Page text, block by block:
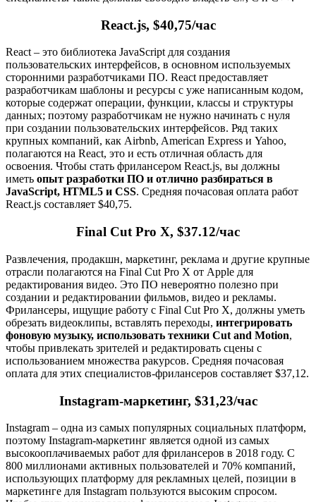
React.js, $40,75/час
React – это библиотека JavaScript для создания
пользовательских интерфейсов, в основном используемых
сторонними разработчиками ПО. React предоставляет
разработчикам шаблоны и ресурсы с уже написанным кодом,
которые содержат операции, функции, классы и структуры
данных; поэтому разработчикам не нужно начинать с нуля
при создании пользовательских интерфейсов. Ряд таких
крупных компаний, как Airbnb, American Express и Yahoo,
полагаются на React, это и есть отличная область для
освоения. Чтобы стать фрилансером React.js, вы должны
иметь опыт разработки ПО и отлично разбираться в
JavaScript, HTML5 и CSS. Средняя почасовая оплата работ
React.js составляет $40,75.
Final Cut Pro X, $37.12/час
Развлечения, продакшн, маркетинг, реклама и другие крупные
отрасли полагаются на Final Cut Pro X от Apple для
редактирования видео. Это ПО невероятно полезно при
создании и редактировании фильмов, видео и рекламы.
Фрилансеры, ищущие работу с Final Cut Pro X, должны уметь
обрезать видеоклипы, вставлять переходы, интегрировать
фоновую музыку, использовать техники Cut and Motion,
чтобы привлекать зрителей и редактировать сцены с
использованием множества ракурсов. Средняя почасовая
оплата для этих специалистов-фрилансеров составляет $37,12.
Instagram-маркетинг, $31,23/час
Instagram – одна из самых популярных социальных платформ,
поэтому Instagram-маркетинг является одной из самых
высокооплачиваемых работ для фрилансеров в 2018 году. С
800 миллионами активных пользователей и 70% компаний,
использующих платформу для рекламных целей, позиции в
маркетинге для Instagram пользуются высоким спросом.